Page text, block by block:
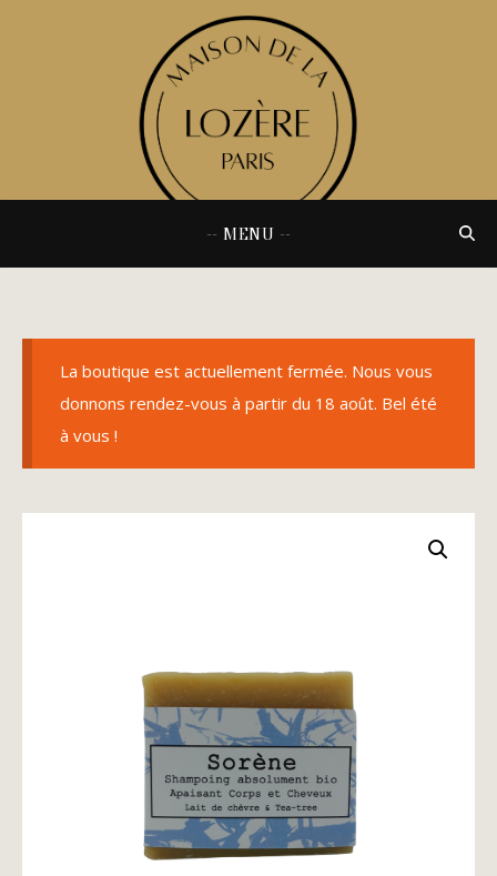
-- MENU --
La boutique est actuellement fermée. Nous vous
donnons rendez-vous à partir du 18 août. Bel été
à vous !